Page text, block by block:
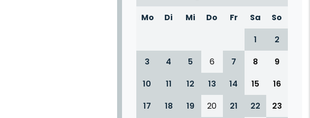
Mo Di Mi Do Fr Sa
So
1
2
3
4 5 6 7 8
9
10
11 12 13 14 15
16
17
18 19 20 21 22
23